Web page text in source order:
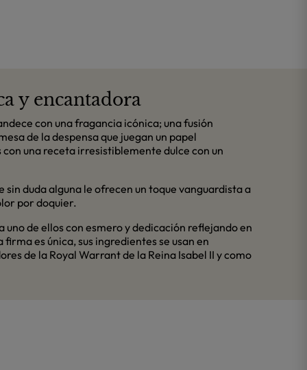
y encantadora
con una fragancia icónica; una fusión
de la despensa que juegan un papel
una receta irresistiblemente dulce con un
duda alguna le ofrecen un toque vanguardista a
por doquier.
de ellos con esmero y dedicación reflejando en
es única, sus ingredientes se usan en
de la Royal Warrant de la Reina Isabel II y como